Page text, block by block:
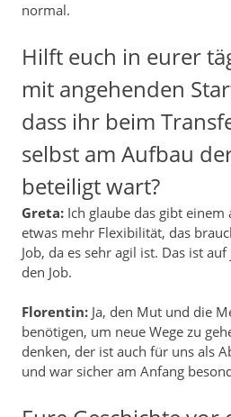
normal.
Hilft euch in eurer
mit angehenden
dass ihr beim
selbst am Aufbau
beteiligt wart?
Greta: Ich glaube das gibt einem
etwas mehr Flexibilität, das
Job, da es sehr agil ist. Das ist
den Job.
Florentin: Ja, den Mut und die
benötigen, um neue Wege zu
denken, der ist auch für uns als
und war sicher am Anfang